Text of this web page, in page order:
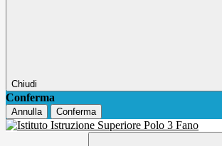
Chiudi
Conferma
Annulla Conferma